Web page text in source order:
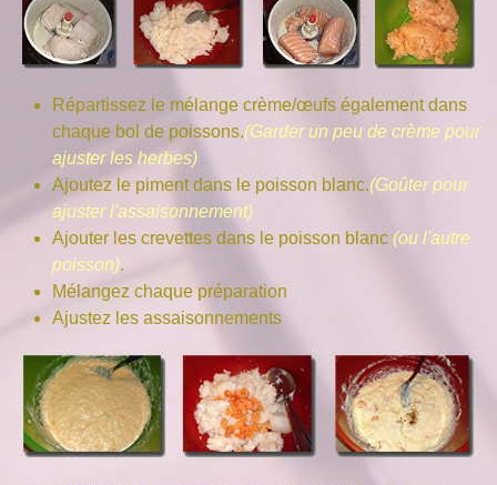
Répartissez le mélange crème/œufs également dans
chaque bol de poissons.(Garder un peu de crème pour
ajuster les herbes)
Ajoutez le piment dans le poisson blanc.(Goûter pour
ajuster l'assaisonnement)
Ajouter les crevettes dans le poisson blanc (ou l'autre
poisson).
Mélangez chaque préparation
Ajustez les assaisonnements